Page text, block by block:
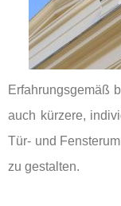
Erfahrungsgemäß
auch kürzere,
Tür- und
zu gestalten.